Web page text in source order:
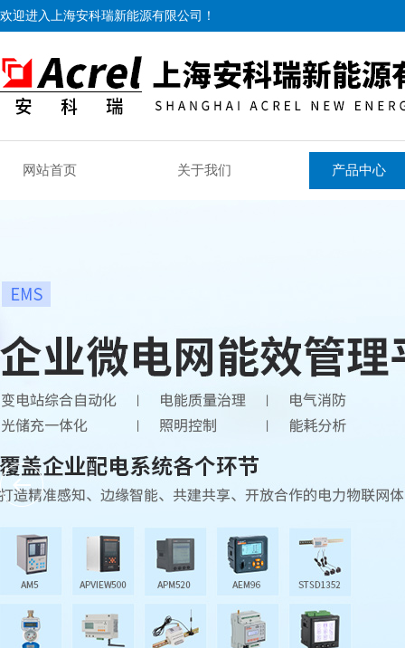
欢迎进入上海安科瑞新能源有限公司！
网站首页 关于我们 产品中心